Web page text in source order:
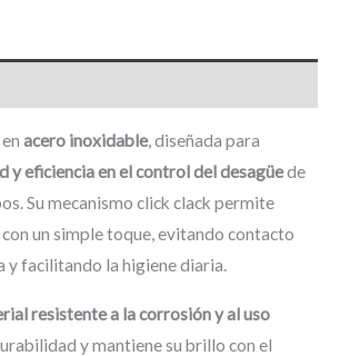
acero inoxidable, diseñada para
y eficiencia en el control del desagüede
Su mecanismo click clack permite
un simple toque, evitando contacto
y facilitando la higiene diaria.
resistente a la corrosión y al uso
y mantiene su brillo con el